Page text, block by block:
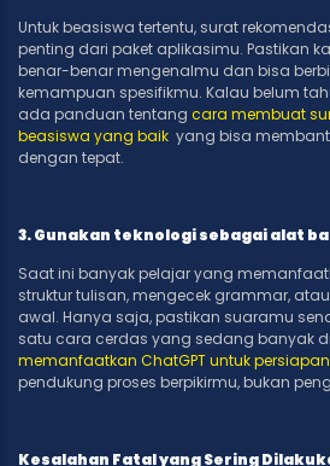
Untuk beasiswa tertentu, surat
penting dari paket aplikasimu. Pastikan
benar-benar mengenalmu dan bisa
kemampuan spesifikmu. Kalau belum
ada panduan tentang cara membuat
beasiswa yang baik yang bisa
dengan tepat.
3. Gunakan teknologi sebagai alat
Saat ini banyak pelajar yang
struktur tulisan, mengecek grammar,
awal. Hanya saja, pastikan suaramu
satu cara cerdas yang sedang banyak
memanfaatkan ChatGPT untuk persiapan
pendukung proses berpikirmu, bukan
Kesalahan Fatal yang Sering